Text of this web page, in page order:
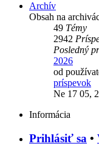
Archív
Obsah na
49 Témy
2942
Posledný
2026
od
príspevok
Ne 17 05,
Informácia
Prihlásiť sa •